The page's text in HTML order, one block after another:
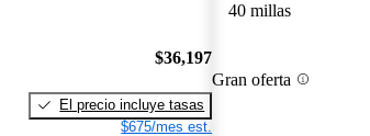
$36,197
El precio incluye tasas
$675/mes est.
40 millas
Gran oferta